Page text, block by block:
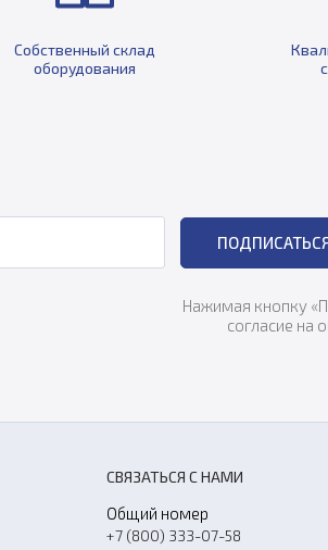
Собственный склад
оборудования
Нажимая кнопку
согласие на
СВЯЗАТЬСЯ С НАМИ
Общий номер
+7 (800) 333-07-58